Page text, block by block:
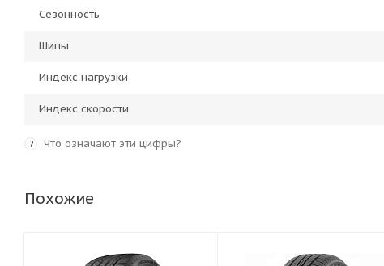
Сезонность
Шипы
Индекс нагрузки
Индекс скорости
? Что означают эти цифры?
Похожие